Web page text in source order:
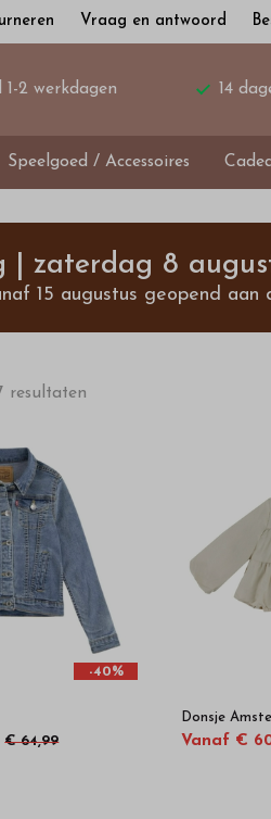
Vraag en antwoord
2 werkdagen 14
Speelgoed / Accessoires
| zaterdag 8
15 augustus geopend
resultaten
-40%
€ 64,99
Donsje
Vanaf €